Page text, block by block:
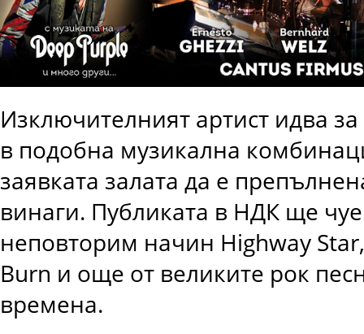
Изключителният артист идва
в подобна музикална
заявката залата да е
винаги. Публиката в НДК ще
неповторим начин Highway
Burn и още от великите рок
времена.